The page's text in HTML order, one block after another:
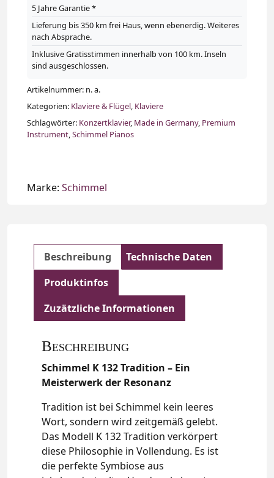
5 Jahre Garantie *
Lieferung bis 350 km frei Haus, wenn ebenerdig. Weiteres
nach Absprache.
Inklusive Gratisstimmen innerhalb von 100 km. Inseln
sind ausgeschlossen.
Artikelnummer: n. a.
Kategorien: Klaviere & Flügel, Klaviere
Schlagwörter: Konzertklavier, Made in Germany, Premium
Instrument,Schimmel Pianos
Marke: Schimmel
Beschreibung
Technische Daten
Produktinfos
Zuzätzliche Informationen
Beschreibung
Schimmel K 132 Tradition – Ein
Meisterwerk der Resonanz
Tradition ist bei Schimmel kein leeres
Wort, sondern wird zeitgemäß gelebt.
Das Modell K 132 Tradition verkörpert
diese Philosophie in Vollendung. Es ist
die perfekte Symbiose aus